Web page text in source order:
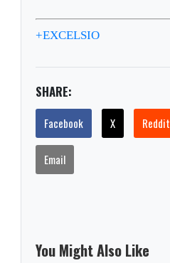
+EXCELSIO
SHARE:
Facebook X Reddit
Email
You Might Also Like